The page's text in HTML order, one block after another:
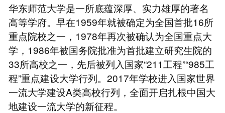
华东师范大学是一所底蕴深厚、实力雄厚的著名
高等学府。早在1959年就被确定为全国首批16所
重点院校之一，1978年再次被确认为全国重点大
学，1986年被国务院批准为首批建立研究生院的
33所高校之一，先后被列入国家“211工程”“985工
程”重点建设大学行列。2017年学校进入国家世界
一流大学建设A类高校行列，全面开启扎根中国大
地建设一流大学的新征程。